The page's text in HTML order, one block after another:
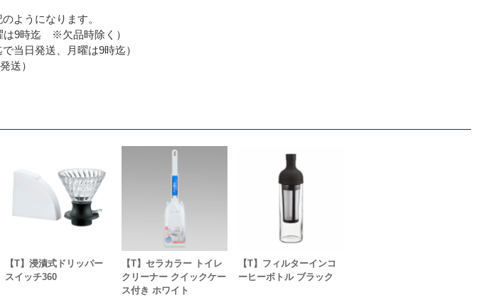
うになります。
9時迄 ※欠品時除く）
日発送、月曜は9時迄）
送）
【T】浸漬式ドリッパー
スイッチ360
【T】セラカラー トイレ
クリーナー クイックケー
ス付き ホワイト
【T】フィルターインコ
ーヒーボトル ブラック